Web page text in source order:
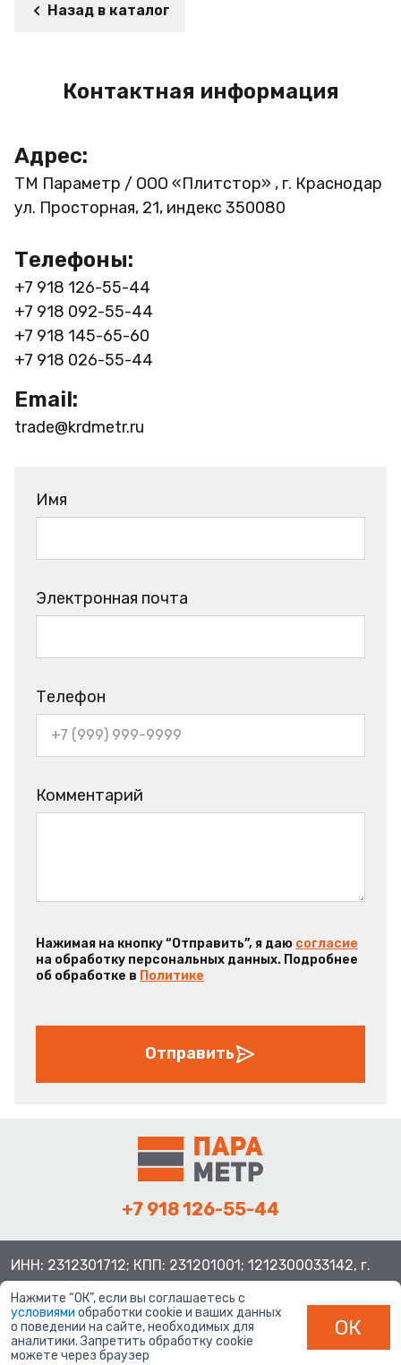
Назад в каталог
Контактная информация
Адрес:
ТМ Параметр / ООО «Плитстор» , г. Краснодар
ул. Просторная, 21, индекс 350080
Телефоны:
+7 918 126-55-44
+7 918 092-55-44
+7 918 145-65-60
+7 918 026-55-44
Email:
trade@krdmetr.ru
Имя
Электронная почта
Телефон
Комментарий
Нажимая на кнопку “Отправить”, я даю согласие
на обработку персональных данных. Подробнее
об обработке в Политике
Отправить
+7 918 126-55-44
ИНН: 2312301712; КПП: 231201001; 1212300033142, г.
Краснодар ул. Просторная, 21, индекс 350080
Нажмите “ОК”, если вы соглашаетесь с
условиями обработки cookie и ваших данных
о поведении на сайте, необходимых для
аналитики. Запретить обработку cookie
можете через браузер
ОК